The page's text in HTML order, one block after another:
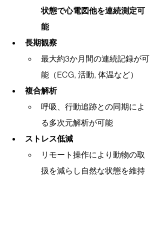
状態で心電図他を連続測定可
能
長期観察
最大約3か月間の連続記録が可
能（ECG, 活動, 体温など）
複合解析
呼吸、行動追跡との同期によ
る多次元解析が可能
ストレス低減
リモート操作により動物の取
扱を減らし自然な状態を維持